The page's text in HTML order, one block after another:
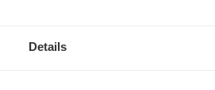
Details
postes vacants